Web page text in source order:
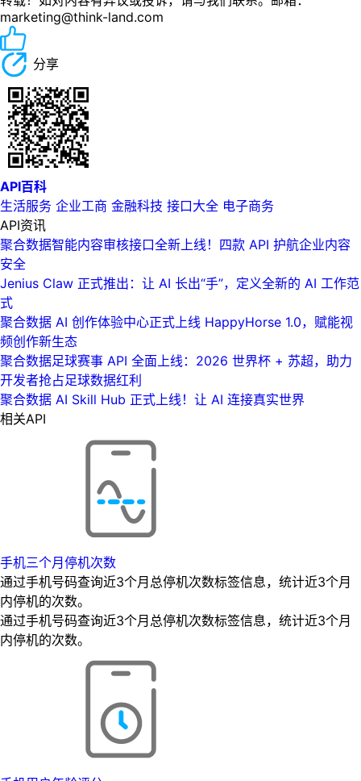
marketing@think-land.com
分享
API百科
生活服务 企业工商 金融科技 接口大全 电子商务
API资讯
聚合数据智能内容审核接口全新上线！四款 API 护航企业内容
安全
Jenius Claw 正式推出：让 AI 长出“手”，定义全新的 AI 工作范
式
聚合数据 AI 创作体验中心正式上线 HappyHorse 1.0，赋能视
频创作新生态
聚合数据足球赛事 API 全面上线：2026 世界杯 + 苏超，助力
开发者抢占足球数据红利
聚合数据 AI Skill Hub 正式上线！让 AI 连接真实世界
相关API
手机三个月停机次数
通过手机号码查询近3个月总停机次数标签信息，统计近3个月
内停机的次数。
通过手机号码查询近3个月总停机次数标签信息，统计近3个月
内停机的次数。